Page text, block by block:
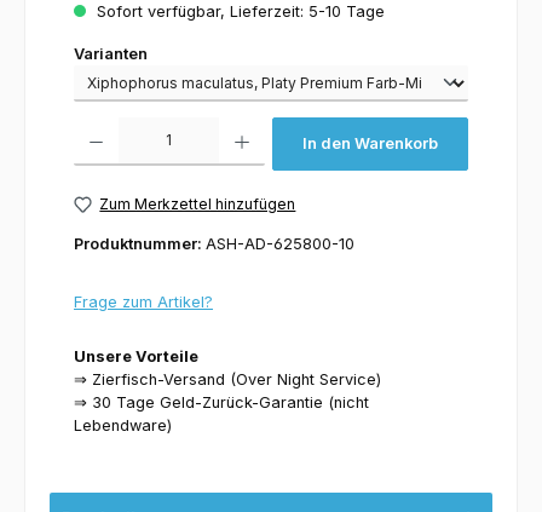
Sofort verfügbar, Lieferzeit: 5-10 Tage
Varianten
Varianten
In den Warenkorb
Zum Merkzettel hinzufügen
Produktnummer: ASH-AD-625800-10
Frage zum Artikel?
Unsere Vorteile
⇒ Zierfisch-Versand (Over Night Service)
⇒ 30 Tage Geld-Zurück-Garantie (nicht
Lebendware)